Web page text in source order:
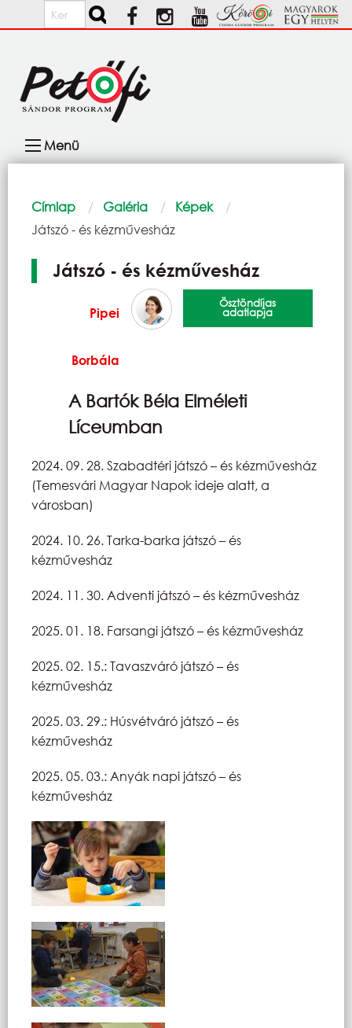
Ugrás a tartalomra
Keresés
navigáció
Menü
Morzsa
Címlap Galéria
Képek
Current:
Játszó - és kézművesház
Játszó - és kézművesház
Pipei
Borbála
Ösztöndíjas
adatlapja
A Bartók Béla Elméleti
Líceumban
2024. 09. 28. Szabadtéri játszó – és kézművesház
(Temesvári Magyar Napok ideje alatt, a
városban)
2024. 10. 26. Tarka-barka játszó – és
kézművesház
2024. 11. 30. Adventi játszó – és kézművesház
2025. 01. 18. Farsangi játszó – és kézművesház
2025. 02. 15.: Tavaszváró játszó – és
kézművesház
2025. 03. 29.: Húsvétváró játszó – és
kézművesház
2025. 05. 03.: Anyák napi játszó – és
kézművesház